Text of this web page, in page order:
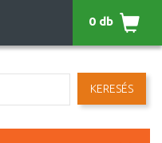
KERESÉS
0 db